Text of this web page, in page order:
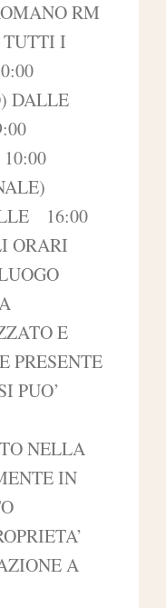
RM
TUTTI I
DALLE
16:00
ORARI
E
PRESENTE
PUO’
NELLA
IN
A